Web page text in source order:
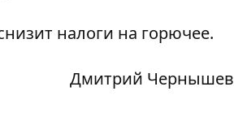
налоги на горючее.
Дмитрий Чернышев